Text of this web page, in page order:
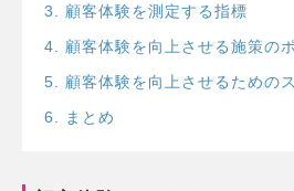
3
顧客体験を測定する指標
4
顧客体験を向上させる施策の
5
顧客体験を向上させるための
6
まとめ